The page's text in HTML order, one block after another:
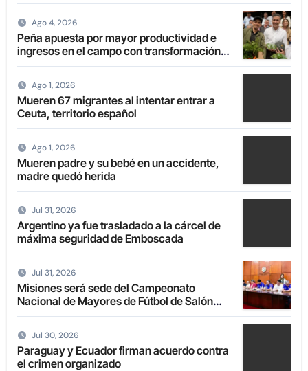
Ago 4, 2026
Peña apuesta por mayor productividad e
ingresos en el campo con transformación
de la agricultura familiar
Ago 1, 2026
Mueren 67 migrantes al intentar entrar a
Ceuta, territorio español
Ago 1, 2026
Mueren padre y su bebé en un accidente,
madre quedó herida
Jul 31, 2026
Argentino ya fue trasladado a la cárcel de
máxima seguridad de Emboscada
Jul 31, 2026
Misiones será sede del Campeonato
Nacional de Mayores de Fútbol de Salón
2027
Jul 30, 2026
Paraguay y Ecuador firman acuerdo contra
el crimen organizado